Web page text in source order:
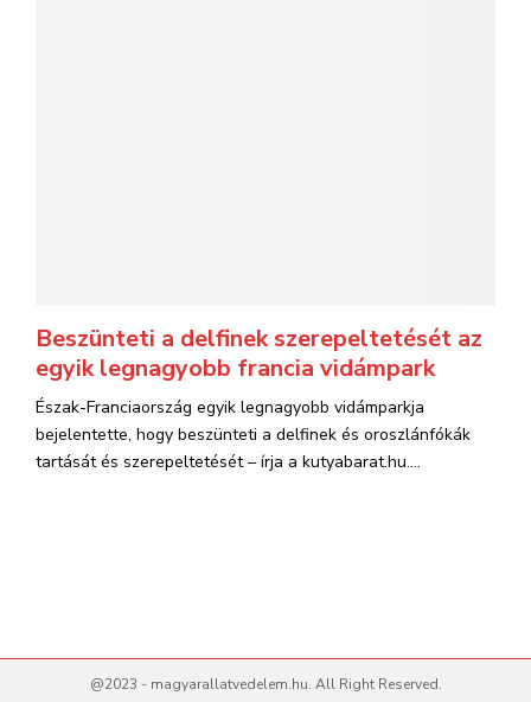
Beszünteti a delfinek szerepeltetését az
egyik legnagyobb francia vidámpark
Észak-Franciaország egyik legnagyobb vidámparkja
bejelentette, hogy beszünteti a delfinek és oroszlánfókák
tartását és szerepeltetését – írja a kutyabarat.hu....
@2023 - magyarallatvedelem.hu. All Right Reserved.